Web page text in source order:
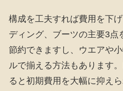
構成を工夫すれば費用を下
ディング、ブーツの主要3点
節約できますし、ウエアや
ルで揃える方法もあります
ると初期費用を大幅に抑え